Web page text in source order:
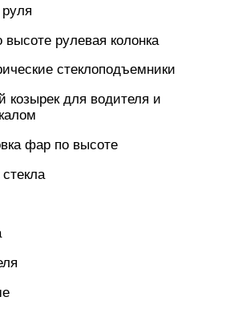
высоте рулевая колонка
стеклоподъемники
для водителя и
фар по высоте